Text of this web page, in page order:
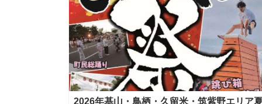
2026年基山・鳥栖・久留米・筑紫野エリア